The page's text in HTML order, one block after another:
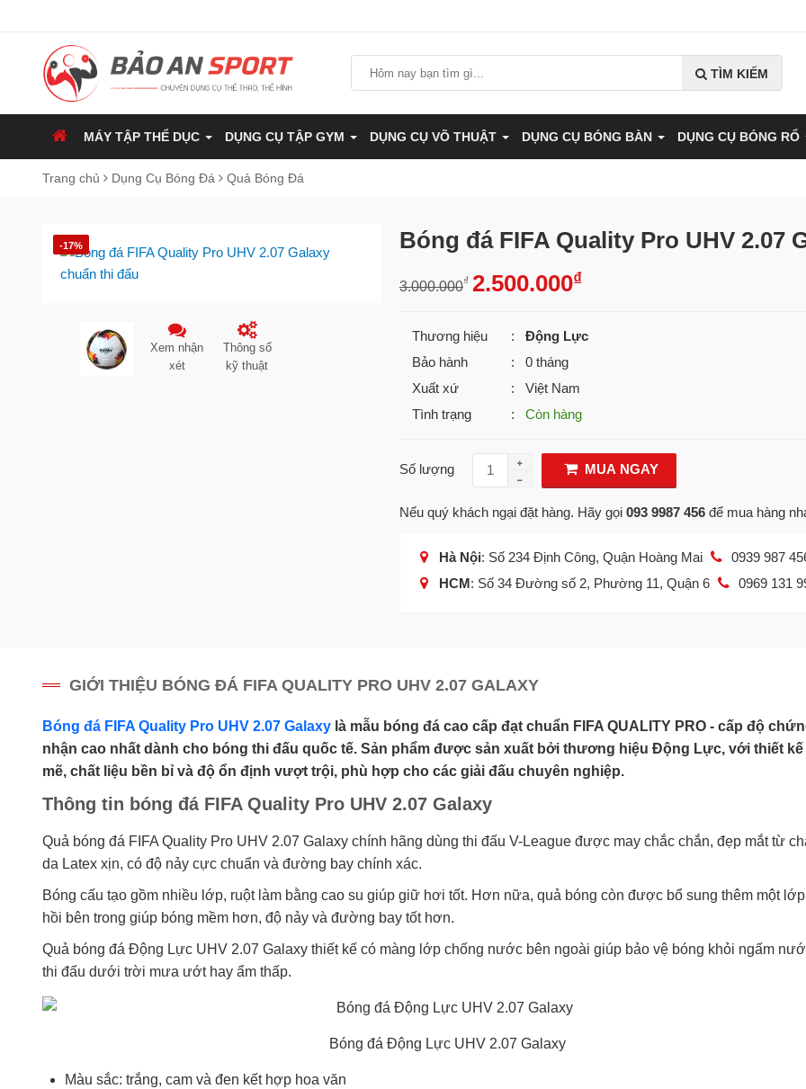
TÌM KIẾM
MÁY TẬP THỂ DỤC DỤNG CỤ TẬP GYM DỤNG CỤ VÕ THUẬT DỤNG CỤ BÓNG BÀN DỤNG CỤ BÓNG RỔ
Trang chủ Dụng Cụ Bóng Đá Quả Bóng Đá
-17%
Xem nhận
xét
Thông số
kỹ thuật
Bóng đá FIFA Quality Pro UHV 2.07
3.000.000₫ 2.500.000₫
Thương hiệu : Động Lực
Bảo hành
: 0 tháng
Xuất xứ
: Việt Nam
Tình trạng
: Còn hàng
Số lượng MUA NGAY
Nếu quý khách ngại đặt hàng. Hãy gọi 093 9987 456để mua hàng
Hà Nội: Số 234 Định Công, Quận Hoàng Mai
0939 987
HCM: Số 34 Đường số 2, Phường 11, Quận 6 0969 131
GIỚI THIỆU BÓNG ĐÁ FIFA QUALITY PRO UHV 2.07 GALAXY
Bóng đá FIFA Quality Pro UHV 2.07 Galaxy là mẫu bóng đá cao cấp đạt chuẩn FIFA QUALITY PRO - cấp độ
nhận cao nhất dành cho bóng thi đấu quốc tế. Sản phẩm được sản xuất bởi thương hiệu Động Lực, với thiết kế
mẽ, chất liệu bền bỉ và độ ổn định vượt trội, phù hợp cho các giải đấu chuyên nghiệp.
Thông tin bóng đá FIFA Quality Pro UHV 2.07 Galaxy
Quả bóng đá FIFA Quality Pro UHV 2.07 Galaxy chính hãng dùng thi đấu V-League được may chắc chắn, đẹp mắt từ
da Latex xịn, có độ nảy cực chuẩn và đường bay chính xác.
Bóng cấu tạo gồm nhiều lớp, ruột làm bằng cao su giúp giữ hơi tốt. Hơn nữa, quả bóng còn được bổ sung thêm một
hồi bên trong giúp bóng mềm hơn, độ nảy và đường bay tốt hơn.
Quả bóng đá Động Lực UHV 2.07 Galaxy thiết kế có màng lớp chống nước bên ngoài giúp bảo vệ bóng khỏi ngấm
thi đấu dưới trời mưa ướt hay ẩm thấp.
Bóng đá Động Lực UHV 2.07 Galaxy
Màu sắc: trắng, cam và đen kết hợp hoa văn